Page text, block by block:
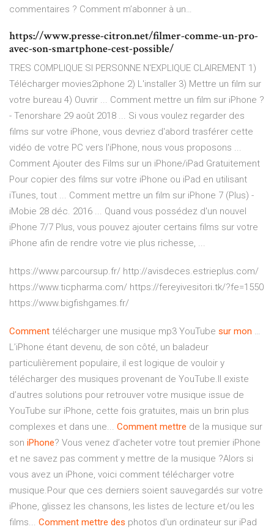
commentaires ? Comment m’abonner à un…
https://www.presse-citron.net/filmer-comme-un-pro-
avec-son-smartphone-cest-possible/
TRES COMPLIQUE SI PERSONNE N'EXPLIQUE CLAIREMENT 1)
Télécharger movies2iphone 2) L'installer 3) Mettre un film sur
votre bureau 4) Ouvrir ... Comment mettre un film sur iPhone ?
- Tenorshare 29 août 2018 ... Si vous voulez regarder des
films sur votre iPhone, vous devriez d'abord trasférer cette
vidéo de votre PC vers l'iPhone, nous vous proposons ...
Comment Ajouter des Films sur un iPhone/iPad Gratuitement
Pour copier des films sur votre iPhone ou iPad en utilisant
iTunes, tout ... Comment mettre un film sur iPhone 7 (Plus) -
iMobie 28 déc. 2016 ... Quand vous possédez d'un nouvel
iPhone 7/7 Plus, vous pouvez ajouter certains films sur votre
iPhone afin de rendre votre vie plus richesse, ...
https://www.parcoursup.fr/ http://avisdeces.estrieplus.com/
https://www.ticpharma.com/ https://fereyivesitori.tk/?fe=1550
https://www.bigfishgames.fr/
Comment télécharger une musique mp3 YouTube sur mon …
L’iPhone étant devenu, de son côté, un baladeur
particulièrement populaire, il est logique de vouloir y
télécharger des musiques provenant de YouTube.Il existe
d’autres solutions pour retrouver votre musique issue de
YouTube sur iPhone, cette fois gratuites, mais un brin plus
complexes et dans une... Comment mettre de la musique sur
son iPhone? Vous venez d’acheter votre tout premier iPhone
et ne savez pas comment y mettre de la musique ?Alors si
vous avez un iPhone, voici comment télécharger votre
musique.Pour que ces derniers soient sauvegardés sur votre
iPhone, glissez les chansons, les listes de lecture et/ou les
films... Comment mettre des photos d'un ordinateur sur iPad